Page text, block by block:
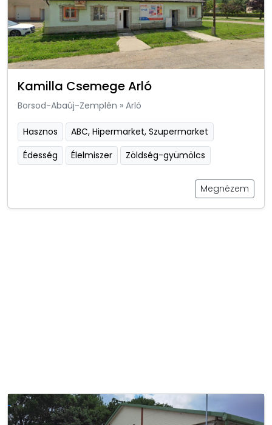
Kamilla Csemege Arló
Borsod-Abaúj-Zemplén » Arló
Hasznos
ABC, Hipermarket, Szupermarket
Édesség
Élelmiszer Zöldség-gyümölcs
Megnézem